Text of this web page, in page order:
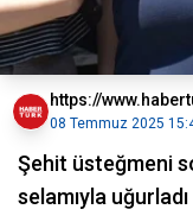
https://
08 Temmuz 2025
Şehit üsteğmeni
selamıyla